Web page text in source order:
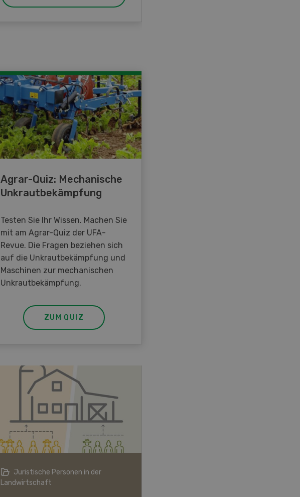
Agrar-Quiz: Mechanische
Unkrautbekämpfung
Testen Sie Ihr Wissen. Machen Sie
mit am Agrar-Quiz der UFA-
Revue. Die Fragen beziehen sich
auf die Unkrautbekämpfung und
Maschinen zur mechanischen
Unkrautbekämpfung.
ZUM QUIZ
Juristische Personen in der
Landwirtschaft